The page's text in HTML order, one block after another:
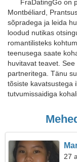
FraDatingGo on
Montbéliard,
sõpradega ja leida
loodud nutikas
romantilisteks
teenusega saate
huvitavat teavet.
partneritega. Tänu
tõsiste kavatsustega
tutvumissaidiga
27